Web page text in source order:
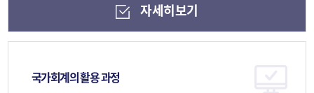
자세히보기
국가회계의 활용 과정